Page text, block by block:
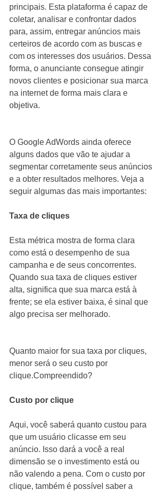
principais. Esta plataforma é capaz de
coletar, analisar e confrontar dados
para, assim, entregar anúncios mais
certeiros de acordo com as buscas e
com os interesses dos usuários. Dessa
forma, o anunciante consegue atingir
novos clientes e posicionar sua marca
na internet de forma mais clara e
objetiva.
O Google AdWords ainda oferece
alguns dados que vão te ajudar a
segmentar corretamente seus anúncios
e a obter resultados melhores. Veja a
seguir algumas das mais importantes:
Taxa de cliques
Esta métrica mostra de forma clara
como está o desempenho de sua
campanha e de seus concorrentes.
Quando sua taxa de cliques estiver
alta, significa que sua marca está à
frente; se ela estiver baixa, é sinal que
algo precisa ser melhorado.
Quanto maior for sua taxa por cliques,
menor será o seu custo por
clique.Compreendido?
Custo por clique
Aqui, você saberá quanto custou para
que um usuário clicasse em seu
anúncio. Isso dará a você a real
dimensão se o investimento está ou
não valendo a pena. Com o custo por
clique, também é possível saber a